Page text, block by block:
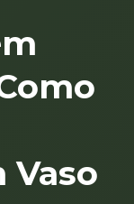
Vaso